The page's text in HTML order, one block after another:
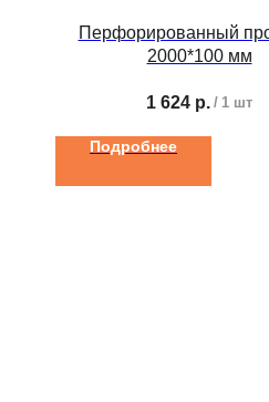
Перфорированный
2000*100 мм
1 624 р. / 1 шт
Подробнее